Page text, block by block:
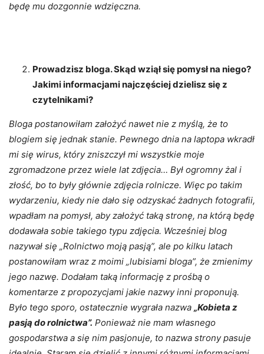
będę mu dozgonnie wdzięczna.
Prowadzisz bloga. Skąd wziął się pomysł na niego?
Jakimi informacjami najczęściej dzielisz się z
czytelnikami?
Bloga postanowiłam założyć nawet nie z myślą, że to
blogiem się jednak stanie. Pewnego dnia na laptopa wkradł
mi się wirus, który zniszczył mi wszystkie moje
zgromadzone przez wiele lat zdjęcia… Był ogromny żal i
złość, bo to były głównie zdjęcia rolnicze. Więc po takim
wydarzeniu, kiedy nie dało się odzyskać żadnych fotografii,
wpadłam na pomysł, aby założyć taką stronę, na którą będę
dodawała sobie takiego typu zdjęcia. Wcześniej blog
nazywał się „Rolnictwo moją pasją”, ale po kilku latach
postanowiłam wraz z moimi „lubisiami bloga”, że zmienimy
jego nazwę. Dodałam taką informację z prośbą o
komentarze z propozycjami jakie nazwy inni proponują.
Było tego sporo, ostatecznie wygrała nazwa „Kobieta z
pasją do rolnictwa”. Ponieważ nie mam własnego
gospodarstwa a się nim pasjonuje, to nazwa strony pasuje